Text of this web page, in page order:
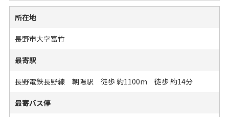
所在地
長野市大字富竹
最寄駅
長野電鉄長野線 朝陽駅 徒歩 約1100m 徒歩 約14分
最寄バス停